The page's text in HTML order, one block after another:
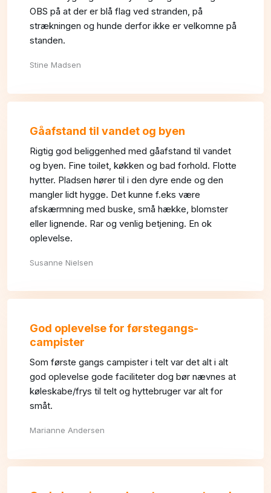
OBS på at der er blå flag ved stranden, på
strækningen og hunde derfor ikke er velkomne på
standen.
Stine Madsen​
Gåafstand til vandet og byen
Rigtig god beliggenhed med gåafstand til vandet
og byen. Fine toilet, køkken og bad forhold. Flotte
hytter. Pladsen hører til i den dyre ende og den
mangler lidt hygge. Det kunne f.eks være
afskærmning med buske, små hække, blomster
eller lignende. Rar og venlig betjening. En ok
oplevelse.
Susanne Nielsen
God oplevelse for førstegangs-
campister
Som første gangs campister i telt var det alt i alt
god oplevelse gode faciliteter dog bør nævnes at
køleskabe/frys til telt og hyttebruger var alt for
småt.
Marianne Andersen